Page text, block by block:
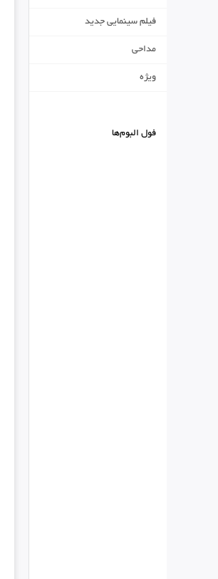
فیلم سینمایی جدید
مداحی
ویژه
فول البوم‌ها